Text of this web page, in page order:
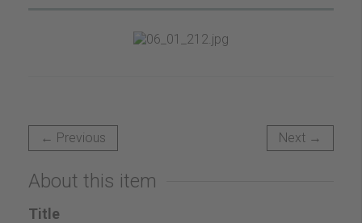
← Previous Next →
About this item
Title